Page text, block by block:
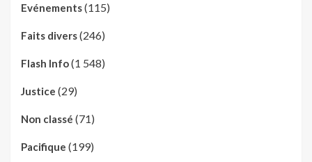
Evénements(115)
Faits divers(246)
Flash Info(1 548)
Justice (29)
Non classé (71)
Pacifique (199)